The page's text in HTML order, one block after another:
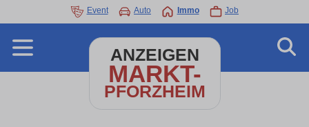
Event Auto Immo Job
ANZEIGEN
MARKT-
PFORZHEIM